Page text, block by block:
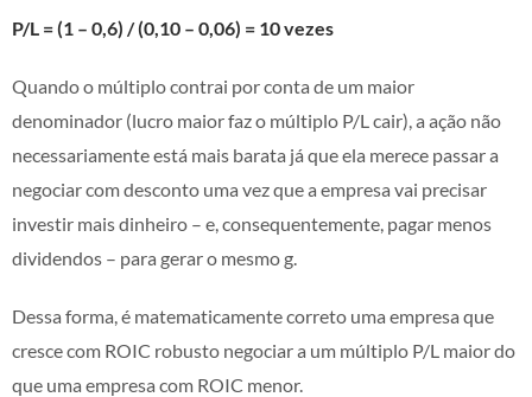
P/L = (1 – 0,6) / (0,10 – 0,06) = 10 vezes
Quando o múltiplo contrai por conta de um maior
denominador (lucro maior faz o múltiplo P/L cair), a ação não
necessariamente está mais barata já que ela merece passar a
negociar com desconto uma vez que a empresa vai precisar
investir mais dinheiro – e, consequentemente, pagar menos
dividendos – para gerar o mesmo g.
Dessa forma, é matematicamente correto uma empresa que
cresce com ROIC robusto negociar a um múltiplo P/L maior do
que uma empresa com ROIC menor.